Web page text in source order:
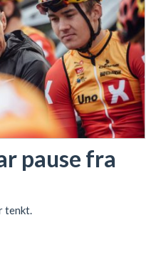
pause fra
tenkt.